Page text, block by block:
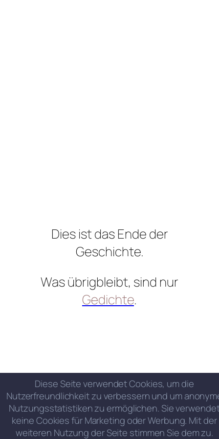
Dies ist das Ende der
Geschichte.
Was übrigbleibt, sind nur
Gedichte.
Diese Seite verwendet Cookies, um die
Nutzerfreundlichkeit zu verbessern und um
Nutzungsstatistiken zu ermöglichen. Sie
keine Cookies für Marketing oder Werbung. Mit der
weiteren Nutzung der Seite stimmen Sie dem zu.